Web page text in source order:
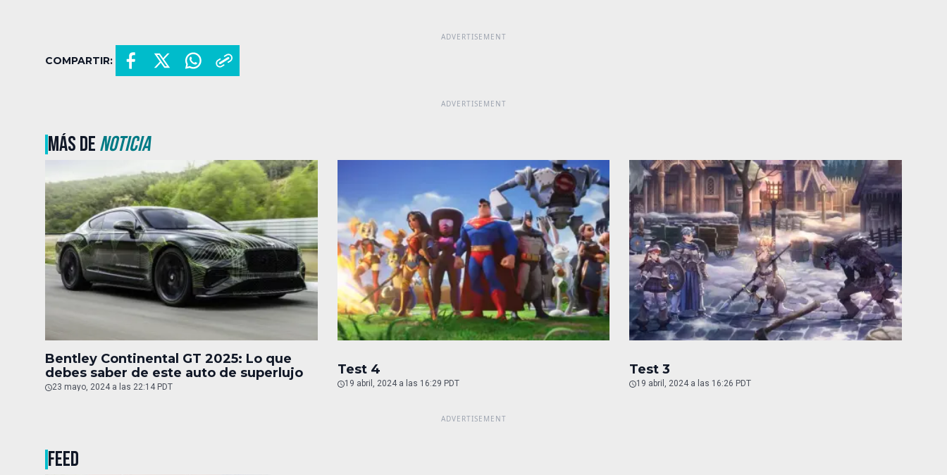
COMPARTIR:
MÁS DENOTICIA
Bentley Continental GT 2025: Lo que
debes saber de este auto de superlujo
23 mayo, 2024 a las 22:14 PDT
Test 4
19 abril, 2024 a las 16:29 PDT
Test 3
19 abril, 2024 a las 16:26 PDT
FEED